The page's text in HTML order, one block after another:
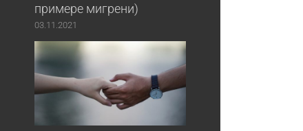
примере мигрени)
03.11.2021